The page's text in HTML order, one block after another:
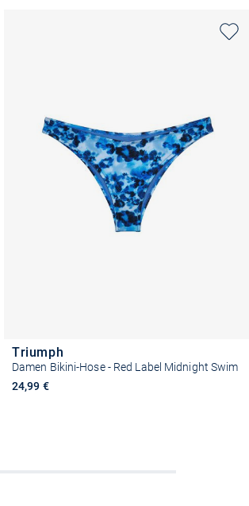
Triumph
Damen Bikini-Hose - Red Label Midnight Swim
24,99 €